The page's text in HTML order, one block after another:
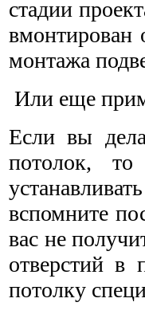
стадии
монтажа
Или еще
Если вы
потолок, то
вспомните
вас не
отверстий в
потолку